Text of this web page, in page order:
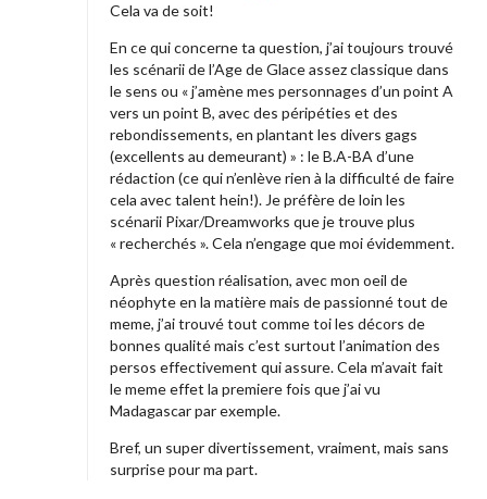
Cela va de soit!
En ce qui concerne ta question, j’ai toujours trouvé
les scénarii de l’Age de Glace assez classique dans
le sens ou « j’amène mes personnages d’un point A
vers un point B, avec des péripéties et des
rebondissements, en plantant les divers gags
(excellents au demeurant) » : le B.A-BA d’une
rédaction (ce qui n’enlève rien à la difficulté de faire
cela avec talent hein!). Je préfère de loin les
scénarii Pixar/Dreamworks que je trouve plus
« recherchés ». Cela n’engage que moi évidemment.
Après question réalisation, avec mon oeil de
néophyte en la matière mais de passionné tout de
meme, j’ai trouvé tout comme toi les décors de
bonnes qualité mais c’est surtout l’animation des
persos effectivement qui assure. Cela m’avait fait
le meme effet la premiere fois que j’ai vu
Madagascar par exemple.
Bref, un super divertissement, vraiment, mais sans
surprise pour ma part.